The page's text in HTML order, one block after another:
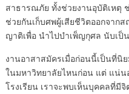
สาธารณภัย ทั้งช่วยงานอุบัติเหตุ
ช่วยกันเก็บศพผู้เสียชีวิตออกจาก
ญาติเพื่อ นำไปบำเพ็ญกุศล นับเป็
งานอาสาสมัครเมื่อก่อนนี้เป็นที่นิ
ในมหาวิทยาลัยไหนก่อน แต่ แน่
โรงเรียน เราจะพบเห็นบุคคลที่มี